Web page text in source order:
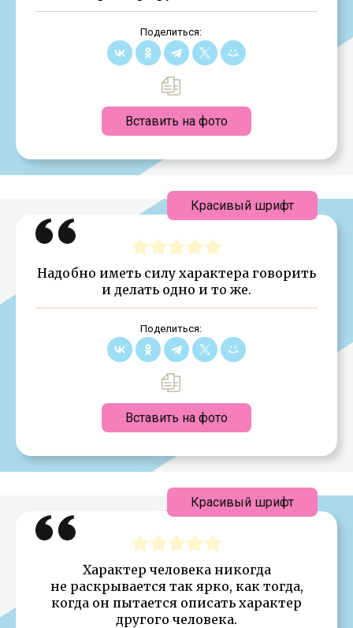
Поделиться:
Вставить на фото
Надобно иметь силу характера говорить
и делать одно и то же.
Поделиться:
Вставить на фото
Красивый шрифт
Характер человека никогда
не раскрывается так ярко, как тогда,
когда он пытается описать характер
другого человека.
Красивый шрифт